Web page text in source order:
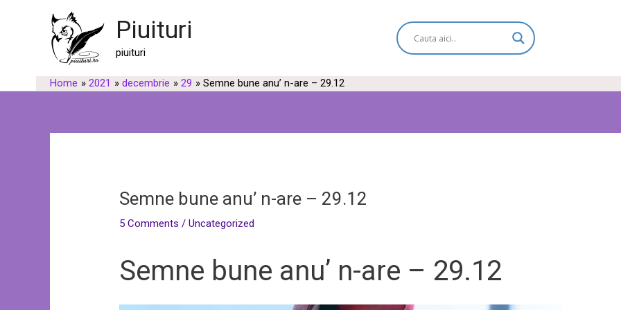
Piuituri
piuituri
Home 2021 decembrie 29 Semne bune anu’ n-are – 29.12
Semne bune anu’ n-are – 29.12
5 Comments /Uncategorized
Semne bune anu’ n-are – 29.12
navigation